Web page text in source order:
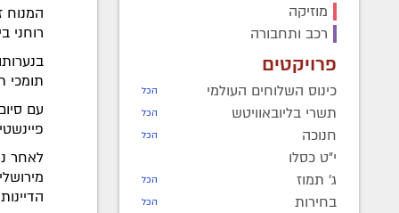
מוזיקה
רכב ותחבורה
פרויקטים
כינוס השלוחים העולמי הכל
תשרי בליובאוויטש הכל
חנוכה הכל
י"ט כסלו
ג' תמוז
הכל
בחירות הכל
המנוח
רוחני
תומכי
עם
לאחר